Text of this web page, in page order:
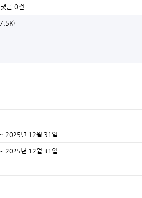
댓글 0건
2025년 12월 31일
2025년 12월 31일